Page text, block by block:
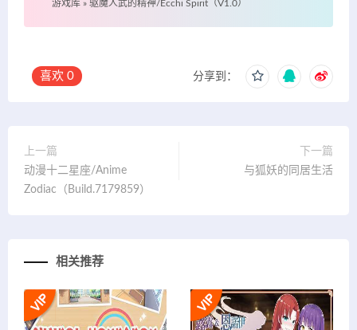
游戏库 » 驱魔人武的精神/Ecchi Spirit（V1.0）
喜欢 0 分享到：
上一篇
动漫十二星座/Anime
Zodiac（Build.7179859）
下一篇
与狐妖的同居生活
相关推荐